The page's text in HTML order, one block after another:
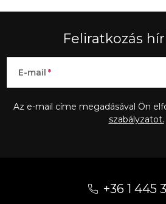
Feliratkozás
E-mail
Az e-mail címe megadásával Ön
szabályzatot.
+36 1 445